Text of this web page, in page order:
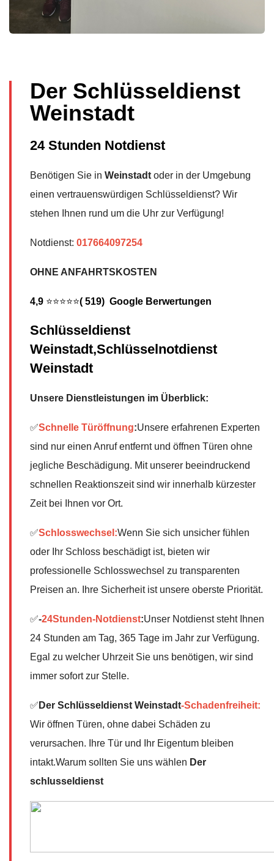
Der Schlüsseldienst
Weinstadt
24 Stunden Notdienst
Benötigen Sie in Weinstadt oder in der Umgebung
einen vertrauenswürdigen Schlüsseldienst? Wir
stehen Ihnen rund um die Uhr zur Verfügung!
Notdienst: 017664097254
OHNE ANFAHRTSKOSTEN
4,9 ⭐⭐⭐⭐⭐( 519) Google Berwertungen
Schlüsseldienst
Weinstadt,Schlüsselnotdienst
Weinstadt
Unsere Dienstleistungen im Überblick:
✅Schnelle Türöffnung:Unsere erfahrenen Experten
sind nur einen Anruf entfernt und öffnen Türen ohne
jegliche Beschädigung. Mit unserer beeindruckend
schnellen Reaktionszeit sind wir innerhalb kürzester
Zeit bei Ihnen vor Ort.
✅Schlosswechsel:Wenn Sie sich unsicher fühlen
oder Ihr Schloss beschädigt ist, bieten wir
professionelle Schlosswechsel zu transparenten
Preisen an. Ihre Sicherheit ist unsere oberste Priorität.
✅-24Stunden-Notdienst:Unser Notdienst steht Ihnen
24 Stunden am Tag, 365 Tage im Jahr zur Verfügung.
Egal zu welcher Uhrzeit Sie uns benötigen, wir sind
immer sofort zur Stelle.
✅ Der Schlüsseldienst Weinstadt-Schadenfreiheit:
Wir öffnen Türen, ohne dabei Schäden zu
verursachen. Ihre Tür und Ihr Eigentum bleiben
intakt.Warum sollten Sie uns wählen Der
schlusseldienst